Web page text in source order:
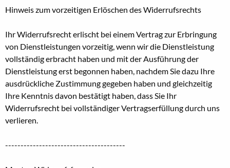
Hinweis zum vorzeitigen Erlöschen des Widerrufsrechts
Ihr Widerrufsrecht erlischt bei einem Vertrag zur Erbringung
von Dienstleistungen vorzeitig, wenn wir die Dienstleistung
vollständig erbracht haben und mit der Ausführung der
Dienstleistung erst begonnen haben, nachdem Sie dazu Ihre
ausdrückliche Zustimmung gegeben haben und gleichzeitig
Ihre Kenntnis davon bestätigt haben, dass Sie Ihr
Widerrufsrecht bei vollständiger Vertragserfüllung durch uns
verlieren.
---------------------------------------